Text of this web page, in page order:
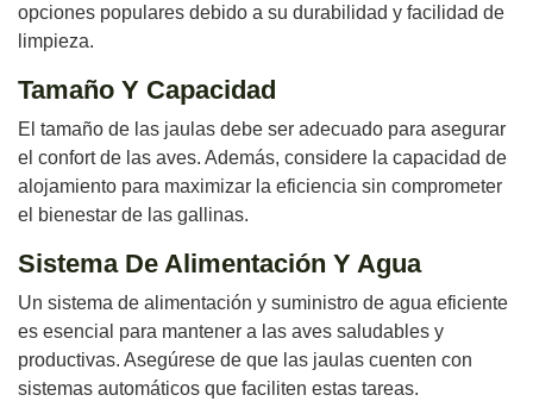
opciones populares debido a su durabilidad y facilidad de
limpieza.
Tamaño Y Capacidad
El tamaño de las jaulas debe ser adecuado para asegurar
el confort de las aves. Además, considere la capacidad de
alojamiento para maximizar la eficiencia sin comprometer
el bienestar de las gallinas.
Sistema De Alimentación Y Agua
Un sistema de alimentación y suministro de agua eficiente
es esencial para mantener a las aves saludables y
productivas. Asegúrese de que las jaulas cuenten con
sistemas automáticos que faciliten estas tareas.